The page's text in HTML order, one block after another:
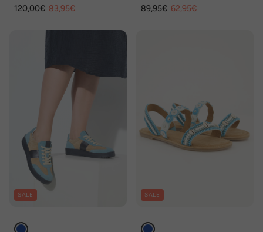
120,00€ 83,95€ 89,95€ 62,95€
SALE SALE